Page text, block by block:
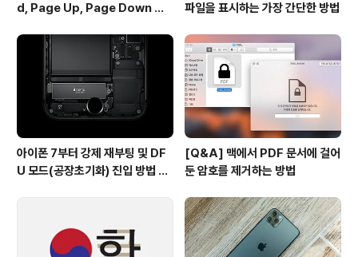
d, Page Up, Page Down 키
파일을 표시하는 가장 간단한 방법
아이폰 7부터 강제 재부팅 및 DF
U 모드(공장초기화) 진입 방법 변
[Q&A] 맥에서 PDF 문서에 걸어
둔 암호를 제거하는 방법